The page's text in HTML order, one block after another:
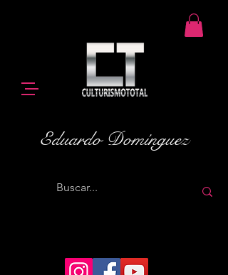
Eduardo Domínguez